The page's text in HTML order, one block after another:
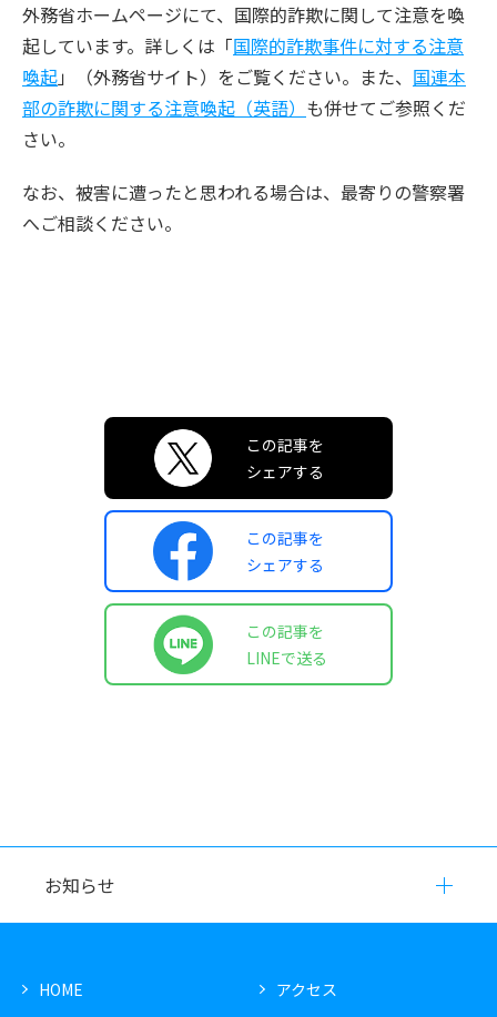
外務省ホームページにて、国際的詐欺に関して注意を喚
起しています。詳しくは「国際的詐欺事件に対する注意
喚起」（外務省サイト）をご覧ください。また、 国連本
部の詐欺に関する注意喚起（英語） も併せてご参照くだ
さい。
なお、被害に遭ったと思われる場合は、最寄りの警察署
へご相談ください。
この記事を
シェアする
この記事を
シェアする
この記事を
LINEで送る
お知らせ
HOME アクセス